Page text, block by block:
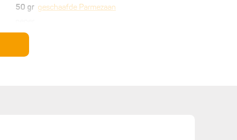
50 gr geschaafde Parmezaan
zout